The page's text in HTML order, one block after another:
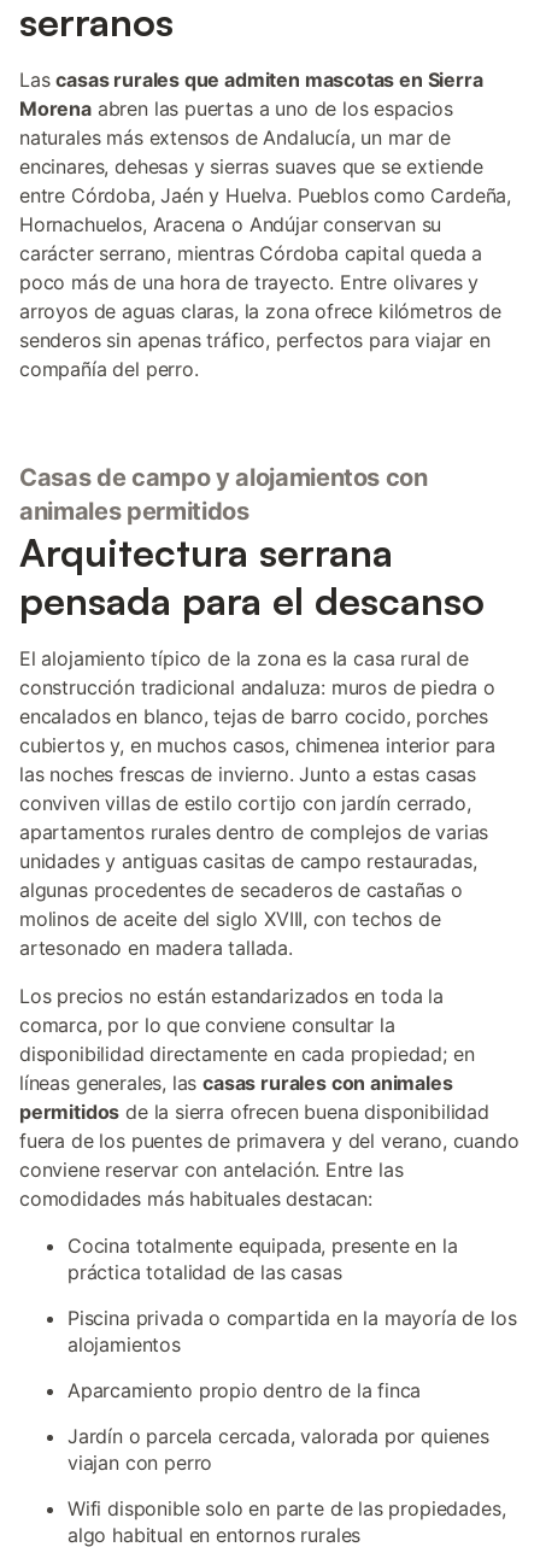
serranos
Lascasas rurales que admiten mascotas en Sierra
Morenaabren las puertas a uno de los espacios
naturales más extensos de Andalucía, un mar de
encinares, dehesas y sierras suaves que se extiende
entre Córdoba, Jaén y Huelva. Pueblos como Cardeña,
Hornachuelos, Aracena o Andújar conservan su
carácter serrano, mientras Córdoba capital queda a
poco más de una hora de trayecto. Entre olivares y
arroyos de aguas claras, la zona ofrece kilómetros de
senderos sin apenas tráfico, perfectos para viajar en
compañía del perro.
Casas de campo y alojamientos con
animales permitidos
Arquitectura serrana
pensada para el descanso
El alojamiento típico de la zona es la casa rural de
construcción tradicional andaluza: muros de piedra o
encalados en blanco, tejas de barro cocido, porches
cubiertos y, en muchos casos, chimenea interior para
las noches frescas de invierno. Junto a estas casas
conviven villas de estilo cortijo con jardín cerrado,
apartamentos rurales dentro de complejos de varias
unidades y antiguas casitas de campo restauradas,
algunas procedentes de secaderos de castañas o
molinos de aceite del siglo XVIII, con techos de
artesonado en madera tallada.
Los precios no están estandarizados en toda la
comarca, por lo que conviene consultar la
disponibilidad directamente en cada propiedad; en
líneas generales, lascasas rurales con animales
permitidos de la sierra ofrecen buena disponibilidad
fuera de los puentes de primavera y del verano, cuando
conviene reservar con antelación. Entre las
comodidades más habituales destacan:
Cocina totalmente equipada, presente en la
práctica totalidad de las casas
Piscina privada o compartida en la mayoría de los
alojamientos
Aparcamiento propio dentro de la finca
Jardín o parcela cercada, valorada por quienes
viajan con perro
Wifi disponible solo en parte de las propiedades,
algo habitual en entornos rurales